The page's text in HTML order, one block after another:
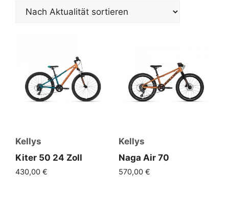
Kellys
Kiter 50 24 Zoll
430,00 €
Kellys
Naga Air 70
570,00 €